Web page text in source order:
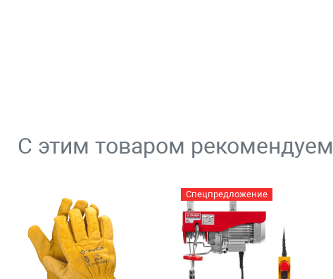
С этим товаром рекомендуем
Спецпредложение